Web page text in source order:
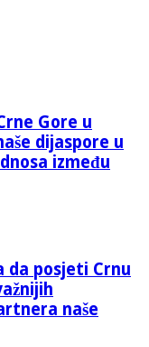
Gore u
dijaspore u
između
da posjeti Crnu
naše